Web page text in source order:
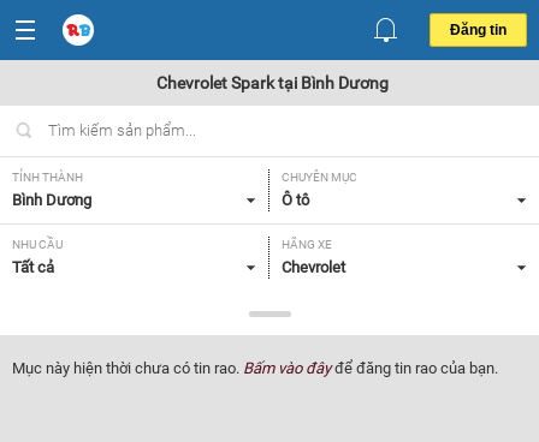
Đăng tin
Chevrolet Spark tại Bình Dương
TỈNH THÀNH
Bình Dương
CHUYÊN MỤC
Ô tô
NHU CẦU
Tất cả
HÃNG XE
Chevrolet
Spark
NĂM SẢN XUẤT
Tất cả
GIÁ XE XUẤT XỨ
Mục này hiện thời chưa có tin rao. Bấm vào đâyđể đăng tin rao của bạn.